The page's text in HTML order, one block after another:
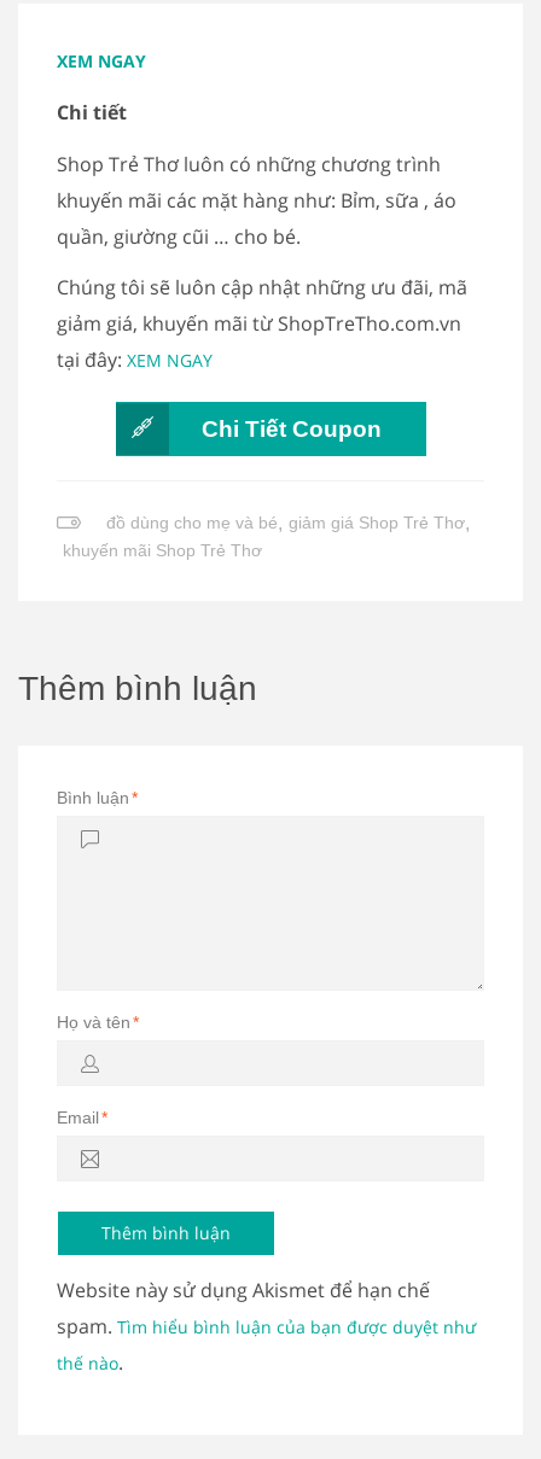
XEM NGAY
Chi tiết
Shop Trẻ Thơ luôn có những chương trình
khuyến mãi các mặt hàng như: Bỉm, sữa , áo
quần, giường cũi … cho bé.
Chúng tôi sẽ luôn cập nhật những ưu đãi, mã
giảm giá, khuyến mãi từ ShopTreTho.com.vn
tại đây: XEM NGAY
Chi Tiết Coupon
đồ dùng cho mẹ và bé, giảm giá Shop Trẻ Thơ,
khuyến mãi Shop Trẻ Thơ
Thêm bình luận
Bình luận*
Họ và tên*
Email*
Website này sử dụng Akismet để hạn chế
spam. Tìm hiểu bình luận của bạn được duyệt như
thế nào.